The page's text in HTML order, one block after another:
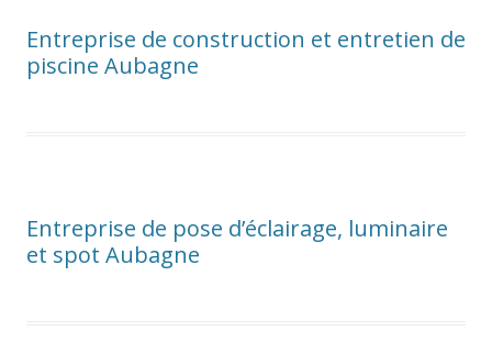
Entreprise de construction et entretien de
piscine Aubagne
Entreprise de pose d’éclairage, luminaire
et spot Aubagne